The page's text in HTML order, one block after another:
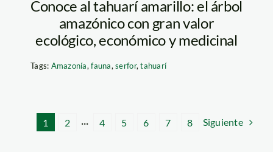
Conoce al tahuarí amarillo: el árbol
amazónico con gran valor
ecológico, económico y medicinal
Tags: Amazonía,fauna,serfor,tahuarí
1 2 ··· 4 5 6 7 8 Siguiente